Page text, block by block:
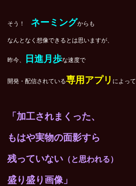
そう！ ネーミングからも
なんとなく想像できるとは思いますが、
昨今、 日進月歩な速度で
開発・配信されている専用アプリ によって
「加工されまくった、
もはや実物の面影すら
残っていない （と思われる）
盛り盛り画像」